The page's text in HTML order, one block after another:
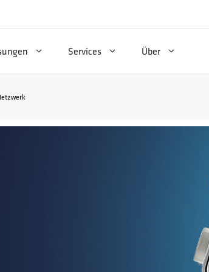
Services Über